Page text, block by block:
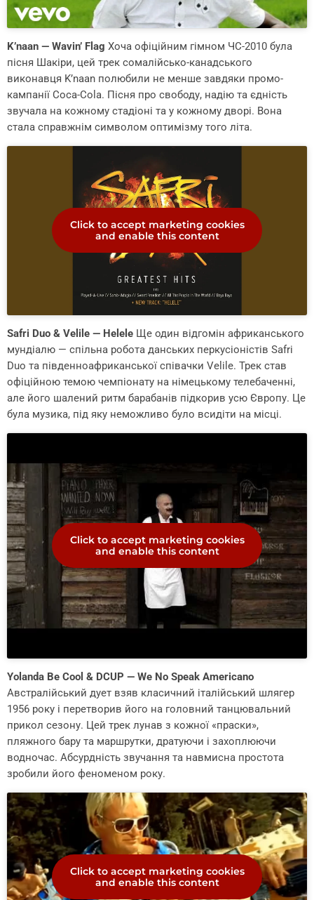
K’naan — Wavin’ Flag Хоча офіційним гімном ЧС-2010 була
пісня Шакіри, цей трек сомалійсько-канадського
виконавця K’naan полюбили не менше завдяки промо-
кампанії Coca-Cola. Пісня про свободу, надію та єдність
звучала на кожному стадіоні та у кожному дворі. Вона
стала справжнім символом оптимізму того літа.
Click to accept marketing cookies
and enable this content
Safri Duo & Velile — Helele Ще один відгомін африканського
мундіалю — спільна робота данських перкусіоністів Safri
Duo та південноафриканської співачки Velile. Трек став
офіційною темою чемпіонату на німецькому телебаченні,
але його шалений ритм барабанів підкорив усю Європу. Це
була музика, під яку неможливо було всидіти на місці.
Click to accept marketing cookies
and enable this content
Yolanda Be Cool & DCUP — We No Speak Americano
Австралійський дует взяв класичний італійський шлягер
1956 року і перетворив його на головний танцювальний
прикол сезону. Цей трек лунав з кожної «праски»,
пляжного бару та маршрутки, дратуючи і захоплюючи
водночас. Абсурдність звучання та навмисна простота
зробили його феноменом року.
Click to accept marketing cookies
and enable this content